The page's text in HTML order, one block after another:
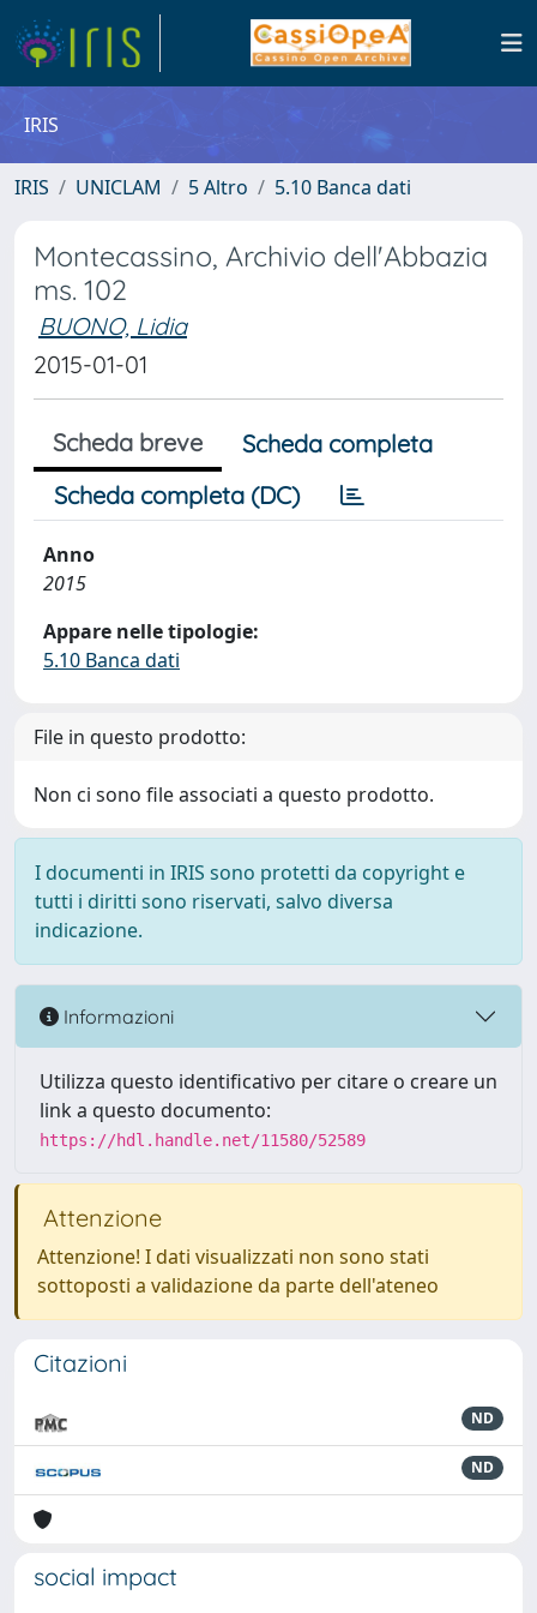
IRIS
IRIS UNICLAM 5 Altro 5.10 Banca dati
Montecassino, Archivio dell'Abbazia
ms. 102
BUONO, Lidia
2015-01-01
Scheda breve
Scheda completa
Scheda completa (DC)
Anno
2015
Appare nelle tipologie:
5.10 Banca dati
File in questo prodotto:
Non ci sono file associati a questo prodotto.
I documenti in IRIS sono protetti da copyright e
tutti i diritti sono riservati, salvo diversa
indicazione.
Informazioni
Utilizza questo identificativo per citare o creare un
link a questo documento:
https://hdl.handle.net/11580/52589
Attenzione
Attenzione! I dati visualizzati non sono stati
sottoposti a validazione da parte dell'ateneo
Citazioni
ND
ND
social impact